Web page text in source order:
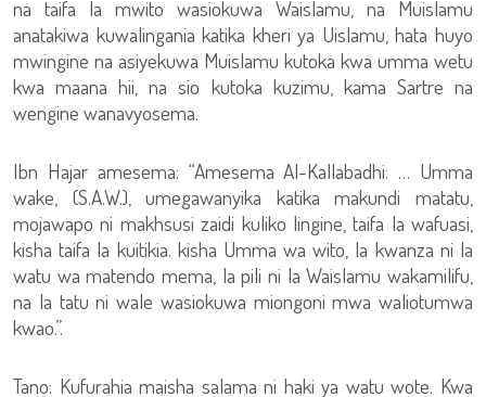
na taifa la mwito wasiokuwa Waislamu, na Muislamu
anatakiwa kuwalingania katika kheri ya Uislamu, hata huyo
mwingine na asiyekuwa Muislamu kutoka kwa umma wetu
kwa maana hii, na sio kutoka kuzimu, kama Sartre na
wengine wanavyosema.
Ibn Hajar amesema: “Amesema Al-Kallabadhi: … Umma
wake, (S.A.W.), umegawanyika katika makundi matatu,
mojawapo ni makhsusi zaidi kuliko lingine, taifa la wafuasi,
kisha taifa la kuitikia. kisha Umma wa wito, la kwanza ni la
watu wa matendo mema, la pili ni la Waislamu wakamilifu,
na la tatu ni wale wasiokuwa miongoni mwa waliotumwa
kwao.”.
Tano: Kufurahia maisha salama ni haki ya watu wote. Kwa